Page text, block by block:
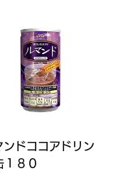
ンドココアドリン
１８０